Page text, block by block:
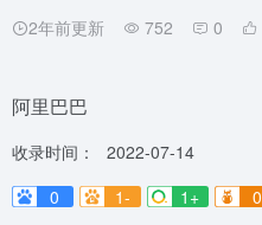
2年前更新 752 0
阿里巴巴
收录时间：
2022-07-14
0
1- 1+ 0